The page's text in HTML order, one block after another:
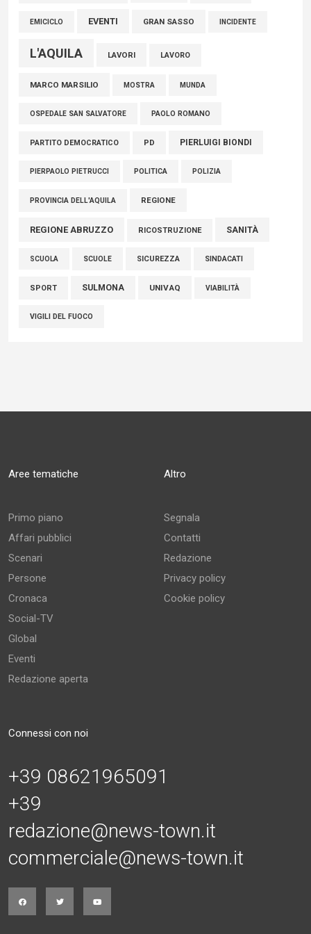
EMICICLO EVENTI GRAN SASSO INCIDENTE
L'AQUILA LAVORI LAVORO
MARCO MARSILIO MOSTRA MUNDA
OSPEDALE SAN SALVATORE PAOLO ROMANO
PARTITO DEMOCRATICO PD PIERLUIGI BIONDI
PIERPAOLO PIETRUCCI POLITICA POLIZIA
PROVINCIA DELL'AQUILA REGIONE
REGIONE ABRUZZO RICOSTRUZIONE SANITÀ
SCUOLA SCUOLE SICUREZZA SINDACATI
SPORT SULMONA UNIVAQ VIABILITÀ
VIGILI DEL FUOCO
Aree tematiche
Primo piano
Affari pubblici
Scenari
Persone
Cronaca
Social-TV
Global
Eventi
Redazione aperta
Altro
Segnala
Contatti
Redazione
Privacy policy
Cookie policy
Connessi con noi
+39 08621965091
+39
redazione@news-town.it
commerciale@news-town.it